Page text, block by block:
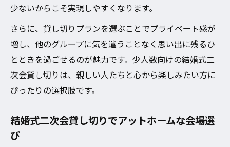
少ないからこそ実現しやすくなります。
さらに、貸し切りプランを選ぶことでプライベート感が
増し、他のグループに気を遣うことなく思い出に残るひ
とときを過ごせるのが魅力です。少人数向けの結婚式二
次会貸し切りは、親しい人たちと心から楽しみたい方に
ぴったりの選択肢です。
結婚式二次会貸し切りでアットホームな会場選
び